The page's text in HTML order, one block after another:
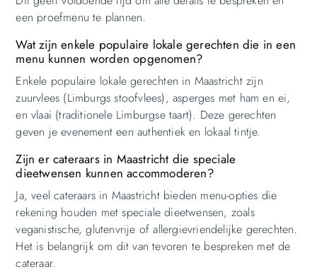
een proefmenu te plannen.
Wat zijn enkele populaire lokale gerechten die in een
menu kunnen worden opgenomen?
Enkele populaire lokale gerechten in Maastricht zijn
zuurvlees (Limburgs stoofvlees), asperges met ham en ei,
en vlaai (traditionele Limburgse taart). Deze gerechten
geven je evenement een authentiek en lokaal tintje.
Zijn er cateraars in Maastricht die speciale
dieetwensen kunnen accommoderen?
Ja, veel cateraars in Maastricht bieden menu-opties die
rekening houden met speciale dieetwensen, zoals
veganistische, glutenvrije of allergievriendelijke gerechten.
Het is belangrijk om dit van tevoren te bespreken met de
cateraar.